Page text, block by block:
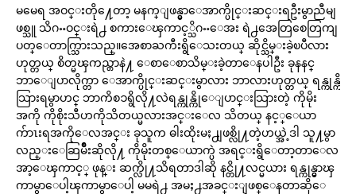
မမေရ အဝင္းတို႔ေတာ့ မနက္ျဖန္မွာေအာက္ပိုင္းဆင္းရဦးမွာညီမျ
ဖစ္သူ သိဂႌဝင္းရဲ႕ စကားေၾကာင့္သိဂႌေအး ရဲ႕အေတြစေတြကျ
ပတ္ေတာက္သြားသည္။အေစာႀကီးရွိေသးတယ္ ဆိုင္သိမ္းခဲ့ၿပီလား
ဟုတ္တယ္ စိတ္မၾကည္တာနဲ႔ ေစာေစာသိမ္းခဲ့တာေနပါဦး ခုနနင္
ဘာေျပာလိုက္တာ ေအာက္ပိုင္းဆင္းမွာလား ဘာလားဟုတ္တယ္ ရန္ကုန္ကို
သြားရမွာဟင္ ဘာကိစၥရွိလို႔လဲရန္ကုန္ကိုေျပာင္းသြားတဲ့ ကိုမိုး
အကို ကိုစိုးသီဟကိုသိတယ္မလားအင္းေလ သိတယ္ နင့္ေယာ
က်ာၤးရအကိုေလအင္း ခုသူက ဓါးထိုးမႈ႕ျဖစ္လို႔တဲ့ဟယ္အဲ့ဒါ သူ႔မွာ
လည္းေဆြမ်ိဳးဆိုလို႔ ကိုမိုးတစ္ေယာက္ပဲ အရင္းရွိေတာ့တာေလ
အာ့ေၾကာင့္ ဖုန္း ဆက္လို႔သိရတာဒါဆို နင္တို႔လင္မယား ရန္ကုန္မွာၾ
ကာမွာေပါ့ၾကာမွာေပါ့ မမရဲ႕ အမႈ႕အခင္းျဖစ္ေနတာဆိုေ